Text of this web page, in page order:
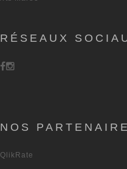
RÉSEAUX
NOS
QlikRate